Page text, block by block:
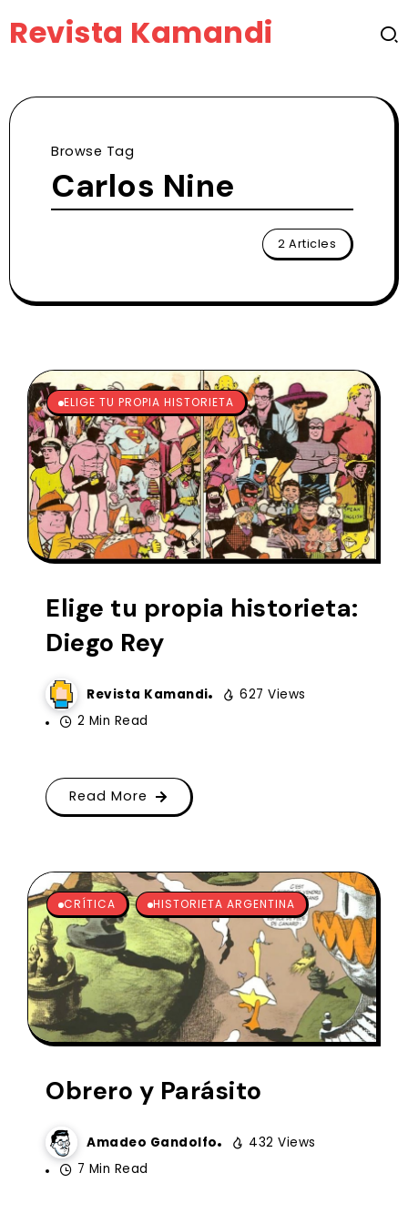
Revista Kamandi
Browse Tag
Carlos Nine
2 Articles
ELIGE TU PROPIA HISTORIETA
Elige tu propia historieta:
Diego Rey
Revista Kamandi
627 Views
2 Min Read
Read More
CRÍTICA HISTORIETA ARGENTINA
Obrero y Parásito
Amadeo Gandolfo
432 Views
7 Min Read